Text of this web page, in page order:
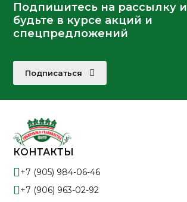
Подпишитесь на рассылку и
будьте в курсе акций и
спецпредложений
Подписаться
КОНТАКТЫ
+7 (905) 984-06-46
+7 (906) 963-02-92